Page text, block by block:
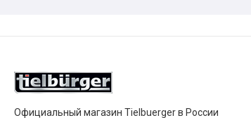
Официальный магазин Tielbuerger в России